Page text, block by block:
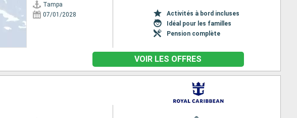
Tampa
07/01/2028
Activités à bord incluses
Idéal pour les familles
Pension complète
VOIR LES OFFRES